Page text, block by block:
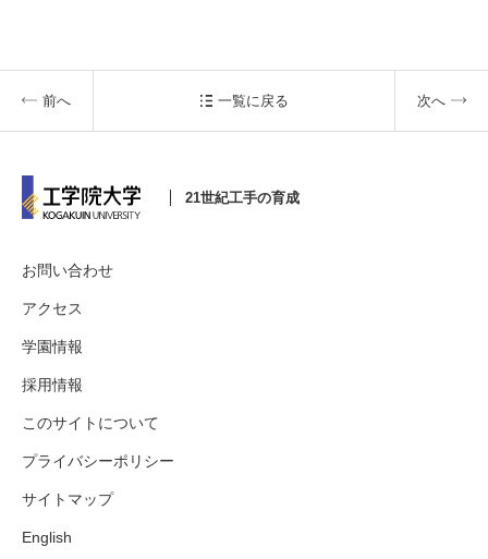
前へ 一覧に戻る 次へ
21世紀工手の育成
お問い合わせ
アクセス
学園情報
採用情報
このサイトについて
プライバシーポリシー
サイトマップ
English